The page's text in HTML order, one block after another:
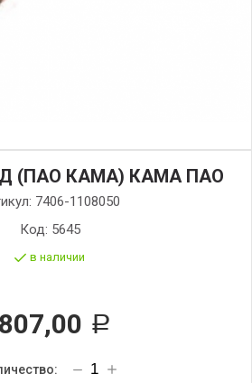
(ПАО КАМА) КАМА ПАО
7406-1108050
Код: 5645
в наличии
Р